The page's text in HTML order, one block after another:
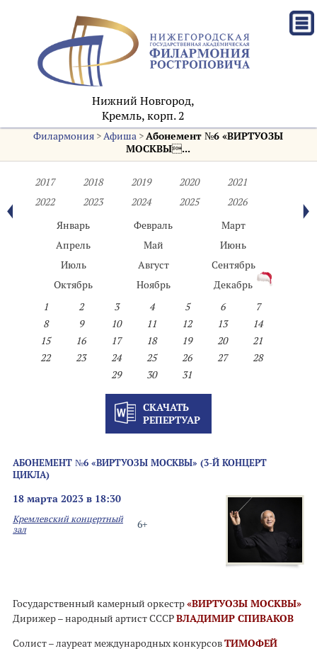
Нижний Новгород,
Кремль, корп. 2
Филармония >Афиша >Абонемент №6 «ВИРТУОЗЫ
МОСКВЫ...
2017 2018 2019 2020
2021
2022
2023 2024 2025
2026
Январь
Февраль
Март
Апрель
Май
Июнь
Июль
Август
Сентябрь
Октябрь
Ноябрь
Декабрь
1
2 3 4 5 6
7
8
9 10 11 12 13
14
15
16 17 18 19 20
21
22
23 24 25 26 27
28
29
30 31
СКАЧАТЬ
РЕПЕРТУАР
АБОНЕМЕНТ №6 «ВИРТУОЗЫ МОСКВЫ» (3-Й КОНЦЕРТ
ЦИКЛА)
18 марта 2023 в 18:30
6+
Кремлевский концертный
зал
Государственный камерный оркестр«ВИРТУОЗЫ МОСКВЫ»
Дирижер – народный артист СССРВЛАДИМИР СПИВАКОВ
Солист – лауреат международных конкурсовТИМОФЕЙ